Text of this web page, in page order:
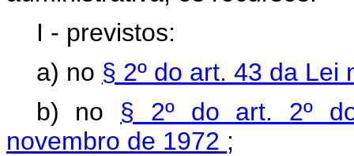
I - previstos:
a) no § 2º do art. 43 da
b) no § 2º do art. 2º
novembro de 1972 ;